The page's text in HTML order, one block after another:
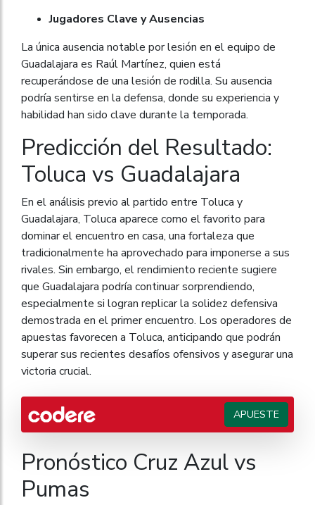
Jugadores Clave y Ausencias
La única ausencia notable por lesión en el equipo de
Guadalajara es Raúl Martínez, quien está
recuperándose de una lesión de rodilla. Su ausencia
podría sentirse en la defensa, donde su experiencia y
habilidad han sido clave durante la temporada.
Predicción del Resultado:
Toluca vs Guadalajara
En el análisis previo al partido entre Toluca y
Guadalajara, Toluca aparece como el favorito para
dominar el encuentro en casa, una fortaleza que
tradicionalmente ha aprovechado para imponerse a sus
rivales. Sin embargo, el rendimiento reciente sugiere
que Guadalajara podría continuar sorprendiendo,
especialmente si logran replicar la solidez defensiva
demostrada en el primer encuentro. Los operadores de
apuestas favorecen a Toluca, anticipando que podrán
superar sus recientes desafíos ofensivos y asegurar una
victoria crucial.
APUESTE
Pronóstico Cruz Azul vs
Pumas